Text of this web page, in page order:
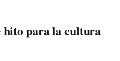
hito para la cultura